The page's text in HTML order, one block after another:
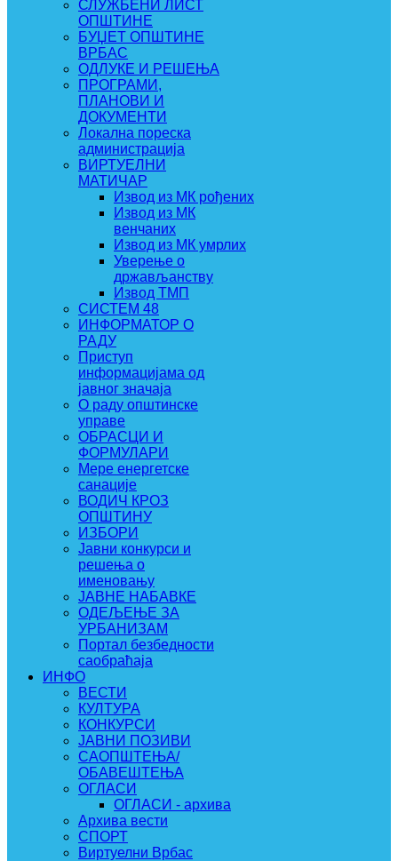
СЛУЖБЕНИ ЛИСТ
ОПШТИНЕ
БУЏЕТ ОПШТИНЕ
ВРБАС
ОДЛУКЕ И РЕШЕЊА
ПРОГРАМИ,
ПЛАНОВИ И
ДОКУМЕНТИ
Локална пореска
администрација
ВИРТУЕЛНИ
МАТИЧАР
Извод из МК рођених
Извод из МК
венчаних
Извод из МК умрлих
Уверење о
држављанству
Извод ТМП
СИСТЕМ 48
ИНФОРМАТОР О
РАДУ
Приступ
информацијама од
јавног значаја
О раду општинске
управе
ОБРАСЦИ И
ФОРМУЛАРИ
Мере енергетске
санације
ВОДИЧ КРОЗ
ОПШТИНУ
ИЗБОРИ
Јавни конкурси и
решења о
именовању
ЈАВНЕ НАБАВКЕ
ОДЕЉЕЊЕ ЗА
УРБАНИЗАМ
Портал безбедности
саобраћаја
ИНФО
ВЕСТИ
КУЛТУРА
КОНКУРСИ
ЈАВНИ ПОЗИВИ
САОПШТЕЊА/
ОБАВЕШТЕЊА
ОГЛАСИ
ОГЛАСИ - архива
Архива вести
СПОРТ
Виртуелни Врбас